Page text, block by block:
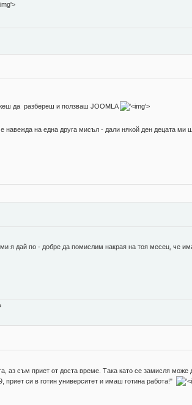
'>
да разбереш и ползваш JOOMLA
'>
на една друга мисъл - дали някой ден децата ми
я дай по - добре да помислим накрая на тоя месец, че
аз съм приет от доста време. Така като се замисля може
си в готин университет и имаш готина работа!"